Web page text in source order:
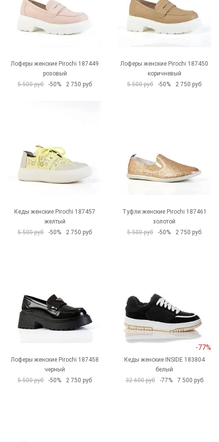
Лоферы женские Pirochi 187449
розовый
5 500 руб
-50% 2 750 руб
Лоферы женские Pirochi 187450
коричневый
5 500 руб
-50% 2 750 руб
Кеды женские Pirochi 187457
желтый
5 500 руб
-50% 2 750 руб
Туфли женские Pirochi 187461
золотой
5 500 руб
-50% 2 750 руб
Лоферы женские Pirochi 187458
черный
5 500 руб
-50% 2 750 руб
-77%
Кеды женские INSIDE 183804
белый
32 600 руб
-77% 7 500 руб